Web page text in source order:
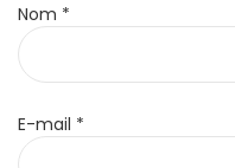
Nom *
E-mail *